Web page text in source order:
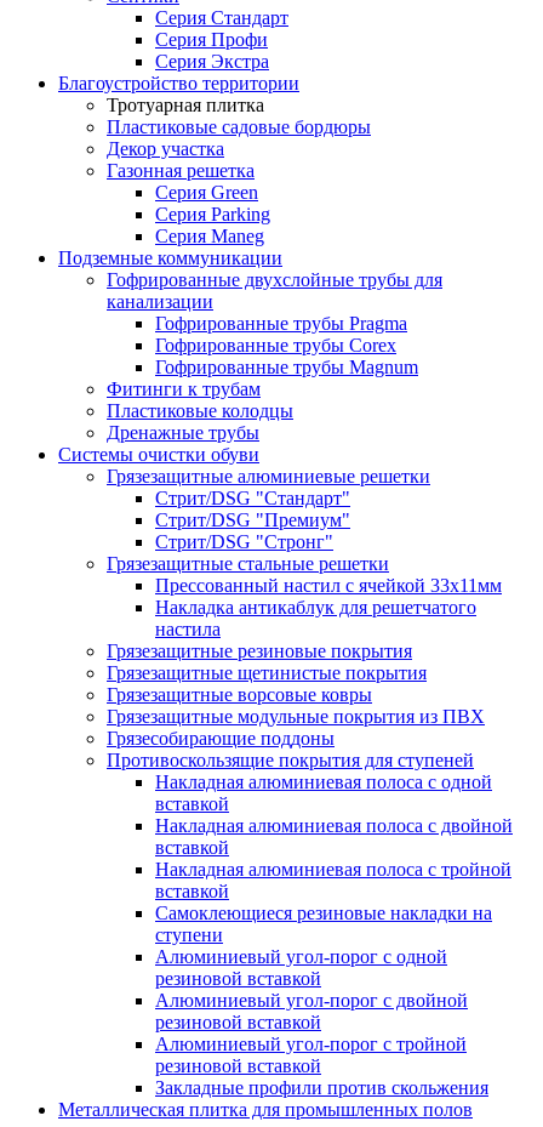
Серия Стандарт
Серия Профи
Серия Экстра
Благоустройство территории
Тротуарная плитка
Пластиковые садовые бордюры
Декор участка
Газонная решетка
Серия Green
Серия Parking
Серия Maneg
Подземные коммуникации
Гофрированные двухслойные трубы для
канализации
Гофрированные трубы Pragma
Гофрированные трубы Corex
Гофрированные трубы Magnum
Фитинги к трубам
Пластиковые колодцы
Дренажные трубы
Системы очистки обуви
Грязезащитные алюминиевые решетки
Стрит/DSG "Стандарт"
Стрит/DSG "Премиум"
Стрит/DSG "Стронг"
Грязезащитные стальные решетки
Прессованный настил с ячейкой 33х11мм
Накладка антикаблук для решетчатого
настила
Грязезащитные резиновые покрытия
Грязезащитные щетинистые покрытия
Грязезащитные ворсовые ковры
Грязезащитные модульные покрытия из ПВХ
Грязесобирающие поддоны
Противоскользящие покрытия для ступеней
Накладная алюминиевая полоса с одной
вставкой
Накладная алюминиевая полоса с двойной
вставкой
Накладная алюминиевая полоса с тройной
вставкой
Самоклеющиеся резиновые накладки на
ступени
Алюминиевый угол-порог с одной
резиновой вставкой
Алюминиевый угол-порог с двойной
резиновой вставкой
Алюминиевый угол-порог с тройной
резиновой вставкой
Закладные профили против скольжения
Металлическая плитка для промышленных полов